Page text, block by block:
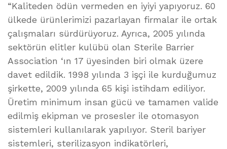
“Kaliteden ödün vermeden en iyiyi yapıyoruz. 60
ülkede ürünlerimizi pazarlayan firmalar ile ortak
çalışmaları sürdürüyoruz. Ayrıca, 2005 yılında
sektörün elitler kulübü olan Sterile Barrier
Association ‘ın 17 üyesinden biri olmak üzere
davet edildik. 1998 yılında 3 işçi ile kurduğumuz
şirkette, 2009 yılında 65 kişi istihdam ediliyor.
Üretim minimum insan gücü ve tamamen valide
edilmiş ekipman ve prosesler ile otomasyon
sistemleri kullanılarak yapılıyor. Steril bariyer
sistemleri, sterilizasyon indikatörleri,